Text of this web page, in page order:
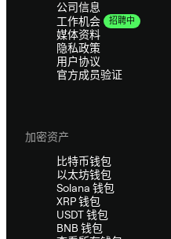
公司信息
工作机会
招聘中
媒体资料
隐私政策
用户协议
官方成员验证
加密资产
比特币钱包
以太坊钱包
Solana 钱包
XRP 钱包
USDT 钱包
BNB 钱包